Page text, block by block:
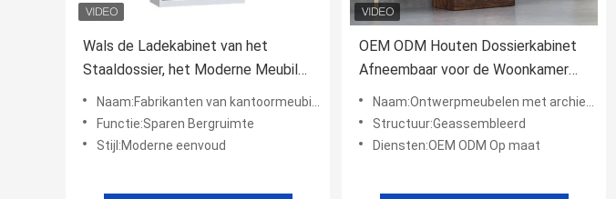
Wals de Ladekabinet van het
Staaldossier, het Moderne Meubilair
van de Eenvoud Archiefkast koud
Naam:Fabrikanten van kantoormeubilair
Functie:Sparen Bergruimte
Stijl:Moderne eenvoud
OEM ODM Houten Dossierkabinet
Afneembaar voor de Woonkamer
van het Huisbureau
Naam:Ontwerpmeubelen met archiefkasten laden Houten archiefkasten
Structuur:Geassembleerd
Diensten:OEM ODM Op maat